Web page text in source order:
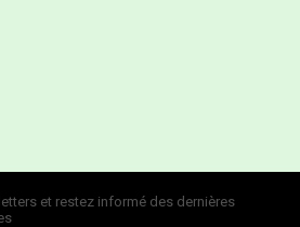
et restez informé des dernières